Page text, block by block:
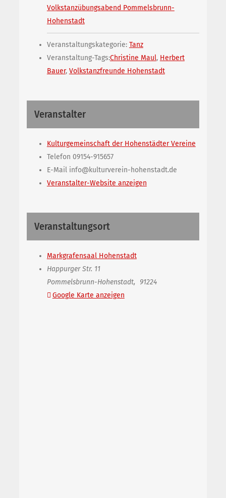
Volkstanzübungsabend Pommelsbrunn-
Hohenstadt
Veranstaltungskategorie: Tanz
Veranstaltung-Tags:Christine Maul, Herbert
Bauer, Volkstanzfreunde Hohenstadt
Veranstalter
Kulturgemeinschaft der Hohenstädter Vereine
Telefon 09154-915657
E-Mail info@kulturverein-hohenstadt.de
Veranstalter-Website anzeigen
Veranstaltungsort
Markgrafensaal Hohenstadt
Happurger Str. 11
Pommelsbrunn-Hohenstadt, 91224
Google Karte anzeigen